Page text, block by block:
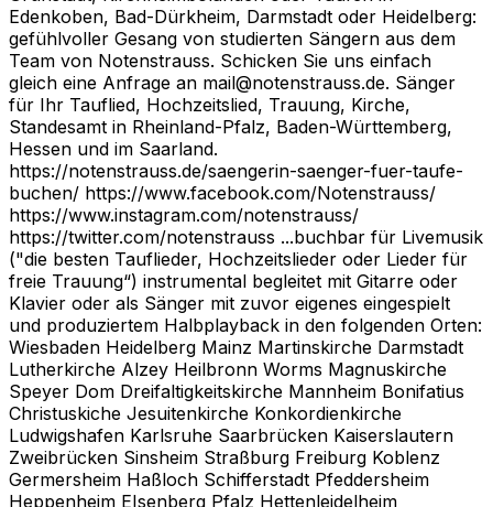
Edenkoben, Bad-Dürkheim, Darmstadt oder Heidelberg:
gefühlvoller Gesang von studierten Sängern aus dem
Team von Notenstrauss. Schicken Sie uns einfach
gleich eine Anfrage an mail@notenstrauss.de. Sänger
für Ihr Tauflied, Hochzeitslied, Trauung, Kirche,
Standesamt in Rheinland-Pfalz, Baden-Württemberg,
Hessen und im Saarland.
https://notenstrauss.de/saengerin-saenger-fuer-taufe-
buchen/ https://www.facebook.com/Notenstrauss/
https://www.instagram.com/notenstrauss/
https://twitter.com/notenstrauss ...buchbar für Livemusik
("die besten Tauflieder, Hochzeitslieder oder Lieder für
freie Trauung“) instrumental begleitet mit Gitarre oder
Klavier oder als Sänger mit zuvor eigenes eingespielt
und produziertem Halbplayback in den folgenden Orten:
Wiesbaden Heidelberg Mainz Martinskirche Darmstadt
Lutherkirche Alzey Heilbronn Worms Magnuskirche
Speyer Dom Dreifaltigkeitskirche Mannheim Bonifatius
Christuskiche Jesuitenkirche Konkordienkirche
Ludwigshafen Karlsruhe Saarbrücken Kaiserslautern
Zweibrücken Sinsheim Straßburg Freiburg Koblenz
Germersheim Haßloch Schifferstadt Pfeddersheim
Heppenheim EIsenberg Pfalz Hettenleidelheim